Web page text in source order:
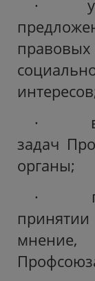
·
·
задач
органы;
·